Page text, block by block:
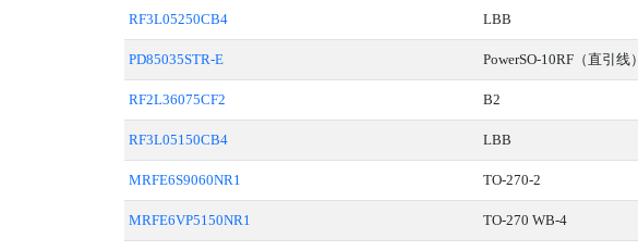
RF3L05250CB4 LBB
PD85035STR-E PowerSO-10RF（直引线）
RF2L36075CF2 B2
RF3L05150CB4 LBB
MRFE6S9060NR1 TO-270-2
MRFE6VP5150NR1 TO-270 WB-4